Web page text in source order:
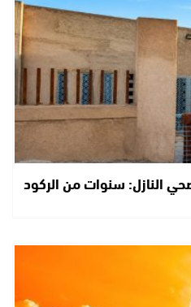
النازل: سنوات من الركود